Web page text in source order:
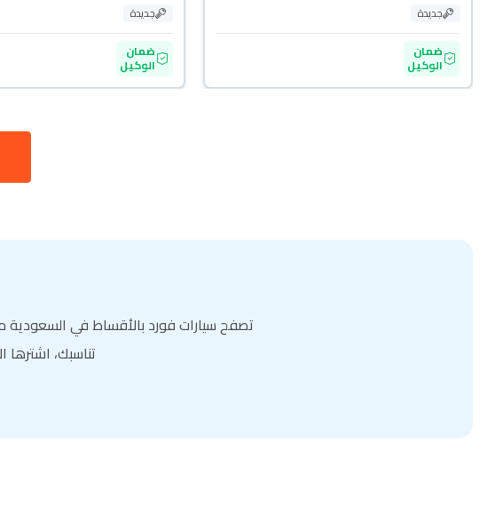
جديدة
ضمان
الوكيل
جديدة
ضمان
الوكيل
تصفح سيارات فورد بالأقساط في السعودية
تناسبك،